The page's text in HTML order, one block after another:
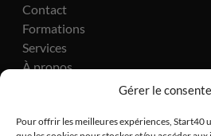
Gérer le
Pour offrir les meilleures expériences, Start40
Contact
Formations
Services
À propos